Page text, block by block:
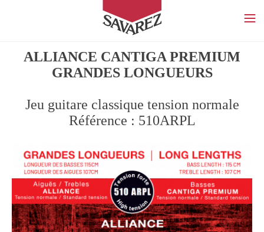
SAVAREZ
ALLIANCE CANTIGA PREMIUM
GRANDES LONGUEURS
Jeu guitare classique tension normale
Référence : 510ARPL